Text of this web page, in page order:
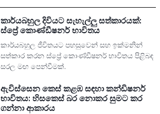
කාර්යබහුල දිවියට සැහැල්ලු සත්කාරයක්:
ස්ප්‍රේ කොණ්ඩීෂනර් භාවිතය
කාර්යබහුල ජීවිතයට පහසුවෙන් සහ ඉක්මනින්
සත්කාර කරන ස්ප්‍රේ කොණ්ඩීෂනර් භාවිතය පිළිබඳ
සරල මඟ පෙන්වීමක්.
ඇවිස්සෙන කෙස් කළඹ සඳහා කන්ඩිෂනර්
භාවිතය: හිසකෙස් බර නොකර සුමට කර
ගන්නා ආකාරය